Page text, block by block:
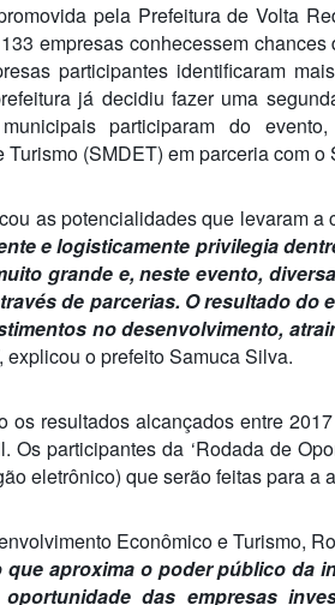
pela Prefeitura de Volta
empresas conhecessem
participantes identificaram
já decidiu fazer uma
participaram do
(SMDET) em parceria com o
as potencialidades que levaram a
e logisticamente privilegia
grande e, neste evento,
de parcerias. O resultado
no desenvolvimento,
, explicou o prefeito Samuca Silva.
os resultados alcançados entre
Os participantes da ‘Rodada de
eletrônico) que serão feitas para
Econômico e Turismo,
que aproxima o poder público da
das empresas